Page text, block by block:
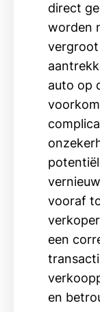
direct
worden
vergroot
auto op
vooraf
een
en